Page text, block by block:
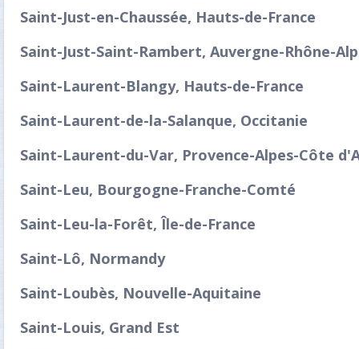
Saint-Just-en-Chaussée, Hauts-de-France
Saint-Just-Saint-Rambert, Auvergne-Rhône-
Saint-Laurent-Blangy, Hauts-de-France
Saint-Laurent-de-la-Salanque, Occitanie
Saint-Laurent-du-Var, Provence-Alpes-Côte
Saint-Leu, Bourgogne-Franche-Comté
Saint-Leu-la-Forêt, Île-de-France
Saint-Lô, Normandy
Saint-Loubès, Nouvelle-Aquitaine
Saint-Louis, Grand Est